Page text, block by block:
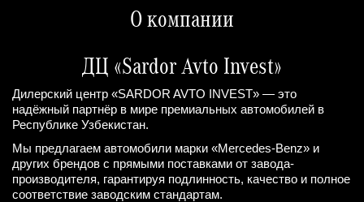
О компании
ДЦ «Sardor Avto Invest»
Дилерский центр «SARDOR AVTO INVEST» — это
надёжный партнёр в мире премиальных автомобилей в
Республике Узбекистан.
Мы предлагаем автомобили марки «Mercedes-Benz» и
других брендов с прямыми поставками от завода-
производителя, гарантируя подлинность, качество и полное
соответствие заводским стандартам.